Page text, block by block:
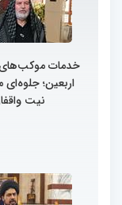
خدمات موکب‌های
اربعین؛ جلوه‌ای
نیت